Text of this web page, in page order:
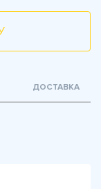
ДОСТАВКА